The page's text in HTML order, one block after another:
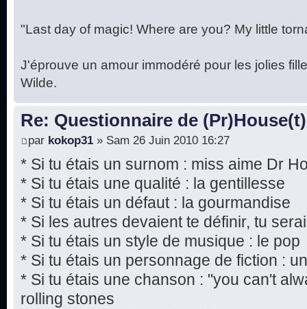
"Last day of magic! Where are you? My little
J'éprouve un amour immodéré pour les jolies
Wilde.
Re: Questionnaire de (Pr)House(t)
par kokop31 » Sam 26 Juin 2010 16:27
* Si tu étais un surnom : miss aime Dr
* Si tu étais une qualité : la gentillesse
* Si tu étais un défaut : la gourmandise
* Si les autres devaient te définir, tu
* Si tu étais un style de musique : le pop
* Si tu étais un personnage de fiction :
* Si tu étais une chanson : "you can't
rolling stones